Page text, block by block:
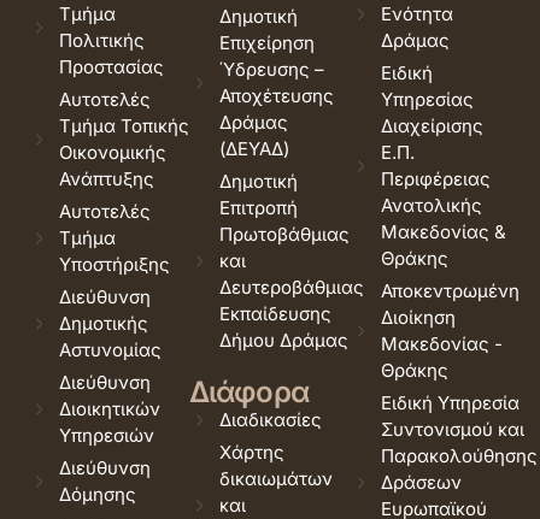
Τμήμα
Πολιτικής
Προστασίας
Αυτοτελές
Τμήμα Τοπικής
Οικονομικής
Ανάπτυξης
Αυτοτελές
Τμήμα
Υποστήριξης
Διεύθυνση
Δημοτικής
Αστυνομίας
Διεύθυνση
Διοικητικών
Υπηρεσιών
Διεύθυνση
Δόμησης
Δημοτική
Επιχείρηση
Ύδρευσης –
Αποχέτευσης
Δράμας
(ΔΕΥΑΔ)
Δημοτική
Επιτροπή
Πρωτοβάθμιας
και
Δευτεροβάθμιας
Εκπαίδευσης
Δήμου Δράμας
Διάφορα
Διαδικασίες
Χάρτης
δικαιωμάτων
και
Ενότητα
Δράμας
Ειδική
Υπηρεσίας
Διαχείρισης
Ε.Π.
Περιφέρειας
Ανατολικής
Μακεδονίας &
Θράκης
Αποκεντρωμένη
Διοίκηση
Μακεδονίας -
Θράκης
Ειδική Υπηρεσία
Συντονισμού και
Παρακολούθησης
Δράσεων
Ευρωπαϊκού